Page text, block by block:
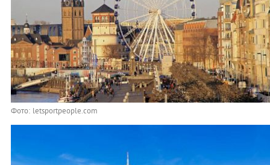
Фото: letsportpeople.com